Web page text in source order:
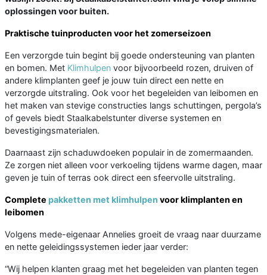
oplossingen voor buiten.
Praktische tuinproducten voor het zomerseizoen
Een verzorgde tuin begint bij goede ondersteuning van planten
en bomen. Met Klimhulpen voor bijvoorbeeld rozen, druiven of
andere klimplanten geef je jouw tuin direct een nette en
verzorgde uitstraling. Ook voor het begeleiden van leibomen en
het maken van stevige constructies langs schuttingen, pergola’s
of gevels biedt Staalkabelstunter diverse systemen en
bevestigingsmaterialen.
Daarnaast zijn schaduwdoeken populair in de zomermaanden.
Ze zorgen niet alleen voor verkoeling tijdens warme dagen, maar
geven je tuin of terras ook direct een sfeervolle uitstraling.
Complete pakketten met klimhulpen voor klimplanten en
leibomen
Volgens mede-eigenaar Annelies groeit de vraag naar duurzame
en nette geleidingssystemen ieder jaar verder:
“Wij helpen klanten graag met het begeleiden van planten tegen